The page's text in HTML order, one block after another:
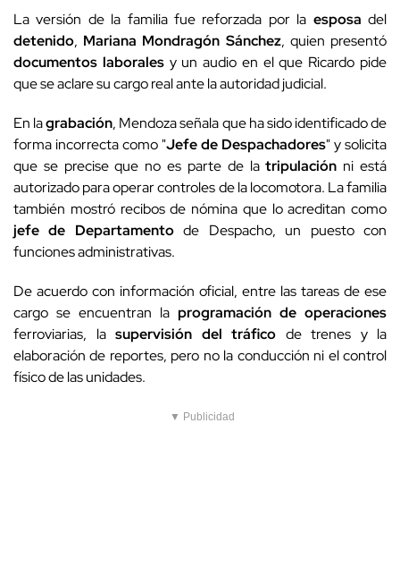
La versión de la familia fue reforzada por la esposa del
detenido, Mariana Mondragón Sánchez, quien presentó
documentos laboralesy un audio en el que Ricardo pide
que se aclare su cargo real ante la autoridad judicial.
En lagrabación, Mendoza señala que ha sido identificado de
forma incorrecta como "Jefe de Despachadores" y solicita
que se precise que no es parte de latripulación ni está
autorizado para operar controles de la locomotora. La familia
también mostró recibos de nómina que lo acreditan como
jefe de Departamentode Despacho, un puesto con
funciones administrativas.
De acuerdo con información oficial, entre las tareas de ese
cargo se encuentran la programación de operaciones
ferroviarias, la supervisión del tráfico de trenes y la
elaboración de reportes, pero no la conducción ni el control
físico de las unidades.
▼ Publicidad